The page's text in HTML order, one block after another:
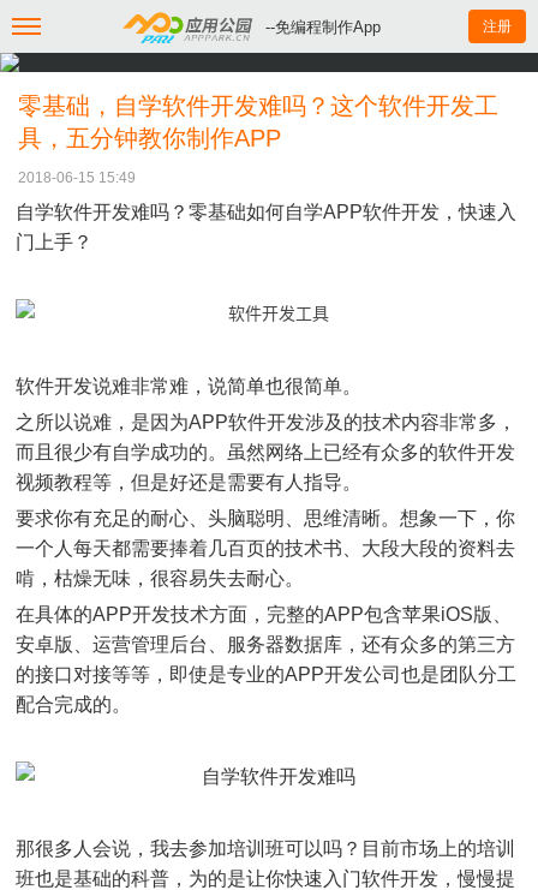
--免编程制作App 注册
零基础，自学软件开发难吗？这个软件开发工
具，五分钟教你制作APP
2018-06-15 15:49
自学软件开发难吗？零基础如何自学APP软件开发，快速入
门上手？
软件开发说难非常难，说简单也很简单。
之所以说难，是因为APP软件开发涉及的技术内容非常多，
而且很少有自学成功的。虽然网络上已经有众多的软件开发
视频教程等，但是好还是需要有人指导。
要求你有充足的耐心、头脑聪明、思维清晰。想象一下，你
一个人每天都需要捧着几百页的技术书、大段大段的资料去
啃，枯燥无味，很容易失去耐心。
在具体的APP开发技术方面，完整的APP包含苹果iOS版、
安卓版、运营管理后台、服务器数据库，还有众多的第三方
的接口对接等等，即使是专业的APP开发公司也是团队分工
配合完成的。
那很多人会说，我去参加培训班可以吗？目前市场上的培训
班也是基础的科普，为的是让你快速入门软件开发，慢慢提